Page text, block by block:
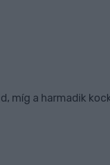
a harmadik